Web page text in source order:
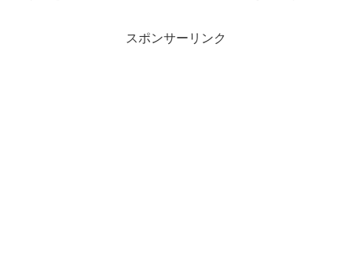
スポンサーリンク